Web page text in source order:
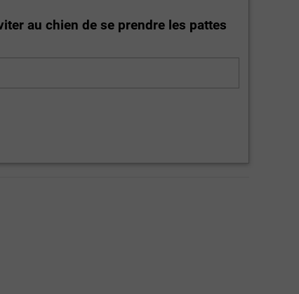
au chien de se prendre les pattes